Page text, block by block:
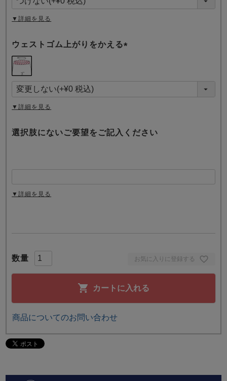
お気に入りに登録する
カートに入れる
)
▼詳細を見る
ウェストゴム上がりをかえる
須
)
▼詳細を見る
選択肢にないご要望をご記入ください
▼詳細を見る
商品についてのお問い合わせ